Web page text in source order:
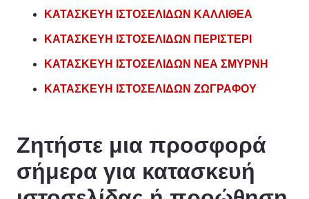
ΚΑΤΑΣΚΕΥΗ ΙΣΤΟΣΕΛΙΔΩΝ ΚΑΛΛΙΘΕΑ
ΚΑΤΑΣΚΕΥΗ ΙΣΤΟΣΕΛΙΔΩΝ ΠΕΡΙΣΤΕΡΙ
ΚΑΤΑΣΚΕΥΗ ΙΣΤΟΣΕΛΙΔΩΝ ΝΕΑ ΣΜΥΡΝΗ
ΚΑΤΑΣΚΕΥΗ ΙΣΤΟΣΕΛΙΔΩΝ ΖΩΓΡΑΦΟΥ
Ζητήστε μια προσφορά
σήμερα για κατασκευή